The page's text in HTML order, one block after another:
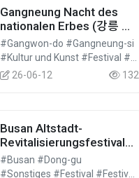
Gangneung Nacht des
nationalen Erbes (강릉 국
가유산 야행)
#Gangwon-do #Gangneung-si
26-06-12
132
Busan Altstadt-
Revitalisierungsfestival
Taxchelin (부산원도심활성
화축제 [택슐랭])
#Busan #Dong-gu